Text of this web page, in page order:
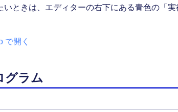
いときは、エディターの右下にある青色の「
で開く
グラム